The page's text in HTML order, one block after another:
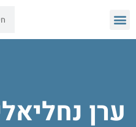
ערן